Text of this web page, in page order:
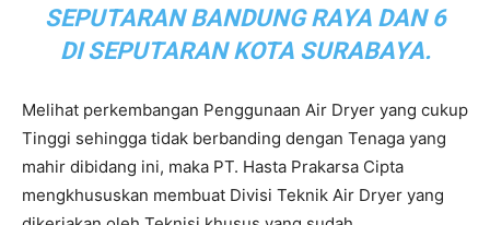
SEPUTARAN BANDUNG RAYA DAN 6
DI SEPUTARAN KOTA SURABAYA.
Melihat perkembangan Penggunaan Air Dryer yang cukup
Tinggi sehingga tidak berbanding dengan Tenaga yang
mahir dibidang ini, maka PT. Hasta Prakarsa Cipta
mengkhususkan membuat Divisi Teknik Air Dryer yang